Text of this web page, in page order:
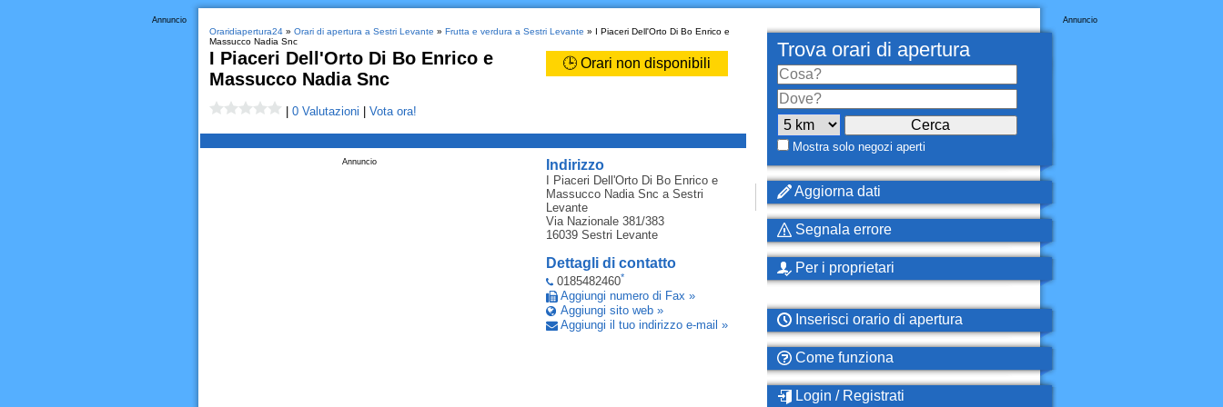
Annuncio
Oraridiapertura24» Orari di apertura a Sestri Levante » Frutta e verdura a Sestri Levante » I Piaceri Dell'Orto Di Bo Enrico e
Massucco Nadia Snc
I Piaceri Dell'Orto Di Bo Enrico e
Massucco Nadia Snc
🕒 Orari non disponibili
0 Valutazioni Vota ora!
Indirizzo
I Piaceri Dell'Orto Di Bo Enrico e
Massucco Nadia Snc a Sestri
Levante
Via Nazionale 381/383
16039 Sestri Levante
Dettagli di contatto
0185482460*
Aggiungi numero di Fax »
Aggiungi sito web »
Aggiungi il tuo indirizzo e-mail »
Annuncio
Annuncio
Trova orari di apertura
Mostra solo negozi aperti
Aggiorna dati
Segnala errore
Per i proprietari
Inserisci orario di apertura
Come funziona
Login / Registrati